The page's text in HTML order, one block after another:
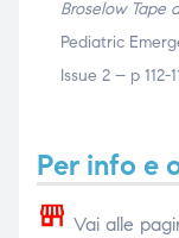
Broselow Tape
Pediatric
Issue 2 – p 112-
Per info e
Vai alle